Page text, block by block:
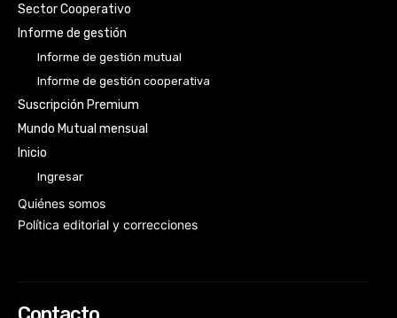
Sector Cooperativo
Informe de gestión
Informe de gestión mutual
Informe de gestión cooperativa
Suscripción Premium
Mundo Mutual mensual
Inicio
Ingresar
Quiénes somos
Política editorial y correcciones